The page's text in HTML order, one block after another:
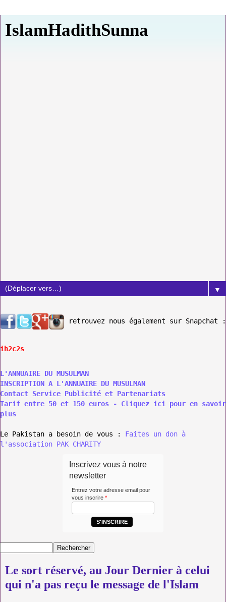
IslamHadithSunna
▼
retrouvez nous également sur Snapchat :
ih2c2s
L'ANNUAIRE DU MUSULMAN
INSCRIPTION A L'ANNUAIRE DU MUSULMAN
Contact Service Publicité et Partenariats
Tarif entre 50 et 150 euros - Cliquez ici pour en savoir
plus
Le Pakistan a besoin de vous : Faites un don à
l'association PAK CHARITY
Inscrivez vous à notre
newsletter
Entrez votre adresse email pour
vous inscrire *
S'INSCRIRE
Le sort réservé, au Jour Dernier à celui
qui n'a pas reçu le message de l'Islam